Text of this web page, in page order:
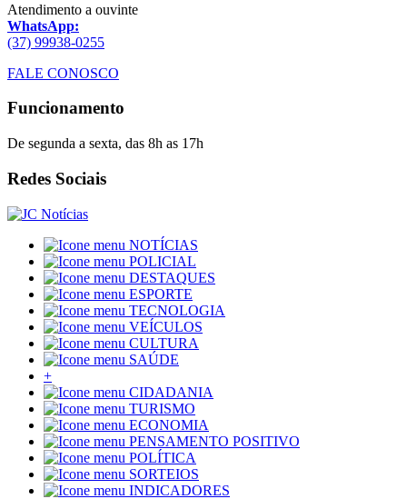
Atendimento a ouvinte
WhatsApp:
(37) 99938-0255
FALE CONOSCO
Funcionamento
De segunda a sexta, das 8h as 17h
Redes Sociais
NOTÍCIAS
POLICIAL
DESTAQUES
ESPORTE
TECNOLOGIA
VEÍCULOS
CULTURA
SAÚDE
+
CIDADANIA
TURISMO
ECONOMIA
PENSAMENTO POSITIVO
POLÍTICA
SORTEIOS
INDICADORES